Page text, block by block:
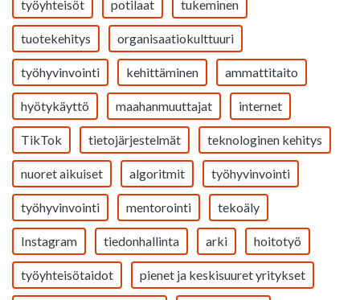
työyhteisöt potilaat tukeminen
tuotekehitys organisaatiokulttuuri
työhyvinvointi kehittäminen ammattitaito
hyötykäyttö maahanmuuttajat internet
TikTok tietojärjestelmät teknologinen kehitys
nuoret aikuiset algoritmit työhyvinvointi
työhyvinvointi mentorointi tekoäly
Instagram tiedonhallinta arki hoitotyö
työyhteisötaidot pienet ja keskisuuret yritykset